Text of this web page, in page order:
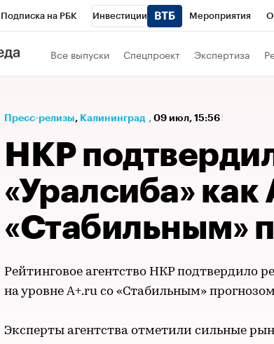
Подписка на РБК Инвестиции Мероприятия
РБК Вино
Проверка контрагентов
Все выпуски Спецпроект Экспертиза
Пресс-релизы⁠, Калининград , 09 июл, 15:56
НКР
«Уралсиба» как
«Стабильным»
Рейтинговое агентство НКР подтвердило
на уровне A+.ru со «Стабильным»
Эксперты агентства отметили сильные